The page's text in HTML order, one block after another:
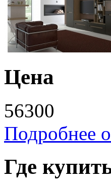
Цена
56300
Подробнее
Где